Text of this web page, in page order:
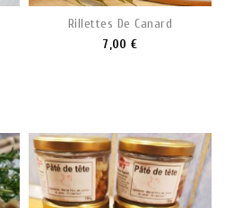
Rillettes De Canard
7,00 €